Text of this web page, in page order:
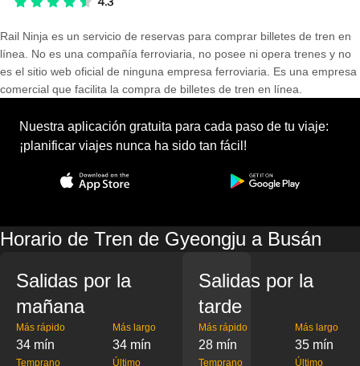
Rail Ninja es un servicio de reservas para comprar billetes de tren en
línea. No es una compañía ferroviaria, no posee ni opera trenes y no
es el sitio web oficial de ninguna empresa ferroviaria. Es una empresa
comercial que facilita la compra de billetes de tren en línea.
Nuestra aplicación gratuita para cada paso de tu viaje:
¡planificar viajes nunca ha sido tan fácil!
Horario de Tren de Gyeongju a Busán
Salidas por la
mañana
Más rápido
34 mín
Más largo
34 mín
Temprano Último
Salidas por la
tarde
Más rápido
28 mín
Más largo
35 mín
Temprano Último